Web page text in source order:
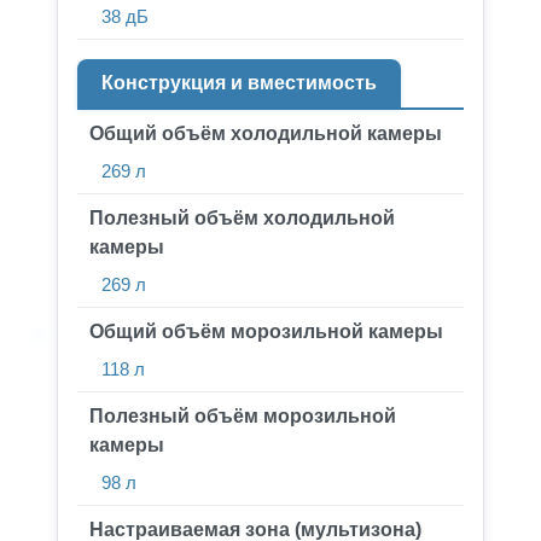
38 дБ
Конструкция и вместимость
Общий объём холодильной камеры
269 л
Полезный объём холодильной
камеры
269 л
Общий объём морозильной камеры
118 л
Полезный объём морозильной
камеры
98 л
Настраиваемая зона (мультизона)